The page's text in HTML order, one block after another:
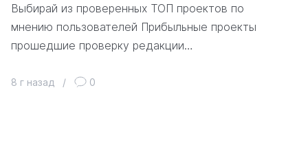
Выбирай из проверенных ТОП проектов по
мнению пользователей Прибыльные проекты
прошедшие проверку редакции…
8 г назад / 0